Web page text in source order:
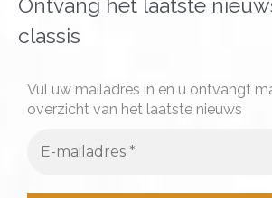
n
Ontvang het laatste
classis
Vul uw mailadres in en u ontvangt
overzicht van het laatste nieuws